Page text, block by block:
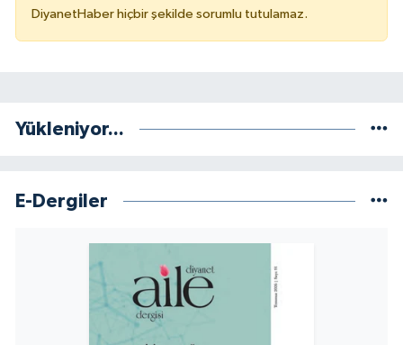
DiyanetHaber hiçbir şekilde sorumlu tutulamaz.
Yükleniyor...
E-Dergiler